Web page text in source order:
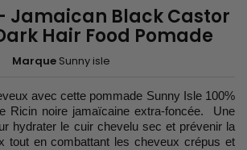
Jamaican Black Castor
Hair Food Pomade
Marque Sunny isle
avec cette pommade Sunny Isle 100%
Ricin noire jamaïcaine extra-foncée. Une
hydrater le cuir chevelu sec et prévenir la
tout en combattant les cheveux crépus et